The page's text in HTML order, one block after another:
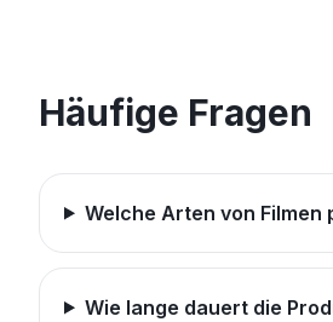
Häufige Fragen
Welche Arten von Filmen
Wie lange dauert die